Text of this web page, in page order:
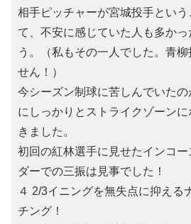
相手ピッチャーが宮城投手という
て、不安に感じていた人も多かっ
う。（私もその一人でした。青柳
せん！）
今シーズン制球に苦しんでいたの
にしっかりとストライクゾーンに
きました。
初回の紅林選手に見せたインコー
ダーでの三振は見事でした！
４ 2/3イニングを無失点に抑える
チング！